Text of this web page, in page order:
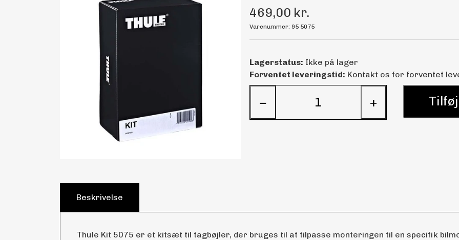
469,00 kr.
Varenummer: 95 5075
Lagerstatus: Ikke på lager
Forventet leveringstid: Kontakt os for forventet
− +
Beskrivelse
Thule Kit 5075 er et kitsæt til tagbøjler, der bruges til at tilpasse monteringen til en specifik